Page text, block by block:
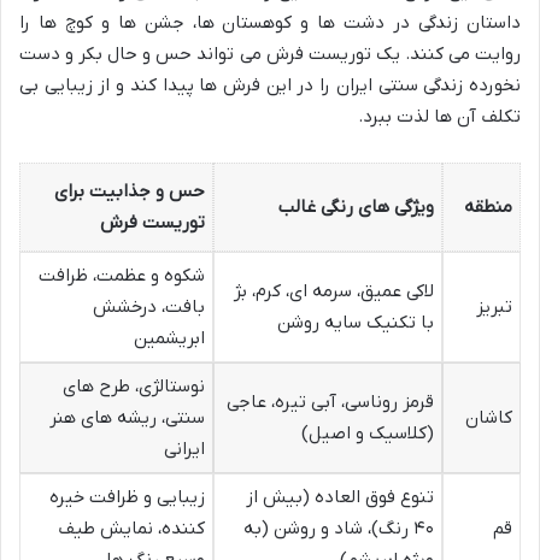
داستان زندگی در دشت ها و کوهستان ها، جشن ها و کوچ ها را
روایت می کنند. یک توریست فرش می تواند حس و حال بکر و دست
نخورده زندگی سنتی ایران را در این فرش ها پیدا کند و از زیبایی بی
تکلف آن ها لذت ببرد.
منطقه ویژگی های رنگی غالب
حس و جذابیت برای
توریست فرش
تبریز
لاکی عمیق، سرمه ای، کرم، بژ
با تکنیک سایه روشن
شکوه و عظمت، ظرافت
بافت، درخشش
ابریشمین
کاشان
قرمز روناسی، آبی تیره، عاجی
(کلاسیک و اصیل)
نوستالژی، طرح های
سنتی، ریشه های هنر
ایرانی
قم
تنوع فوق العاده (بیش از
۴۰ رنگ)، شاد و روشن (به
زیبایی و ظرافت خیره
کننده، نمایش طیف